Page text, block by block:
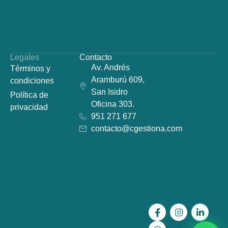
Legales
Términos y
condiciones
Política de
privacidad
Contacto
Av. Andrés
Aramburú 609,
San Isidro
Oficina 303.
951 271 677
contacto@cgestiona.com